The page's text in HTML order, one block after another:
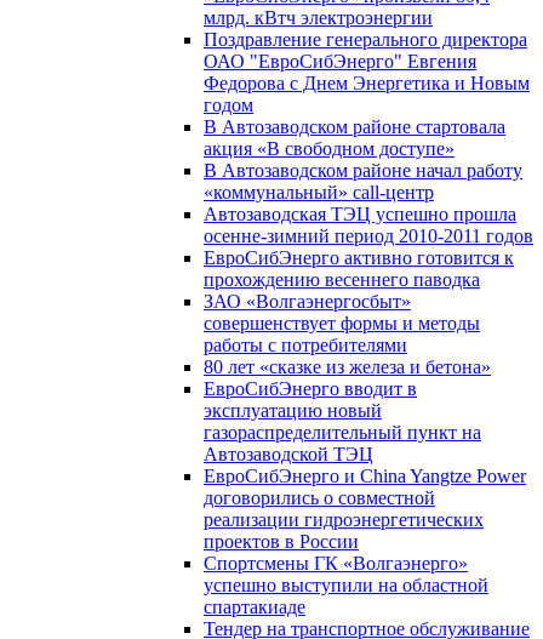
млрд. кВтч электроэнергии
Поздравление генерального директора
ОАО "ЕвроСибЭнерго" Евгения
Федорова с Днем Энергетика и Новым
годом
В Автозаводском районе стартовала
акция «В свободном доступе»
В Автозаводском районе начал работу
«коммунальный» call-центр
Автозаводская ТЭЦ успешно прошла
осенне-зимний период 2010-2011 годов
ЕвроСибЭнерго активно готовится к
прохождению весеннего паводка
ЗАО «Волгаэнергосбыт»
совершенствует формы и методы
работы с потребителями
80 лет «сказке из железа и бетона»
ЕвроСибЭнерго вводит в
эксплуатацию новый
газораспределительный пункт на
Автозаводской ТЭЦ
ЕвроСибЭнерго и China Yangtze Power
договорились о совместной
реализации гидроэнергетических
проектов в России
Спортсмены ГК «Волгаэнерго»
успешно выступили на областной
спартакиаде
Тендер на транспортное обслуживание